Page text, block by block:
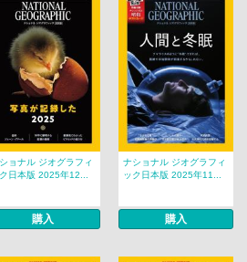
ョナル ジオグラフィ
日本版 2025年12...
購入
ナショナル ジオグラフィ
ック日本版 2025年11...
購入